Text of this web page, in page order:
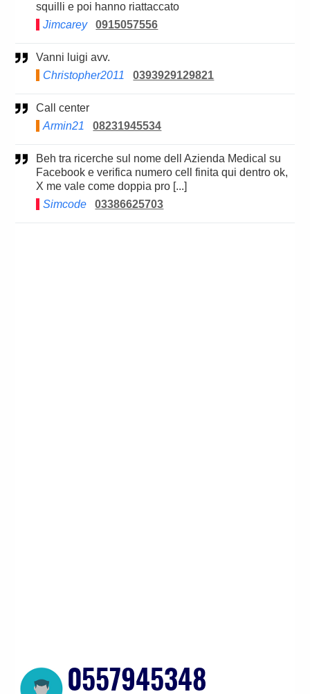
squilli e poi hanno riattaccato
Jimcarey
0915057556
Vanni luigi avv.
Christopher2011
0393929129821
Call center
Armin21
08231945534
Beh tra ricerche sul nome dell Azienda Medical su
Facebook e verifica numero cell finita qui dentro ok,
X me vale come doppia pro [...]
Simcode
03386625703